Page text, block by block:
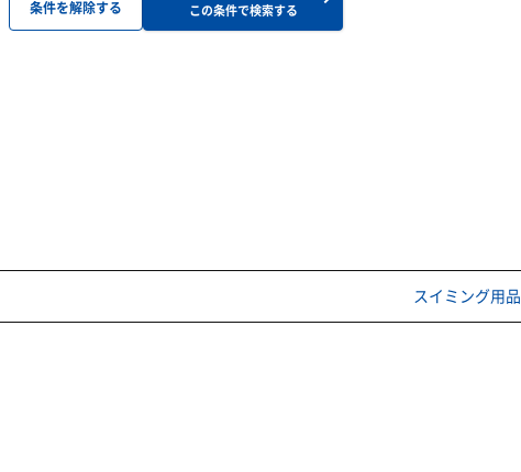
条件を解除する
この条件で検索する
スイミング用品